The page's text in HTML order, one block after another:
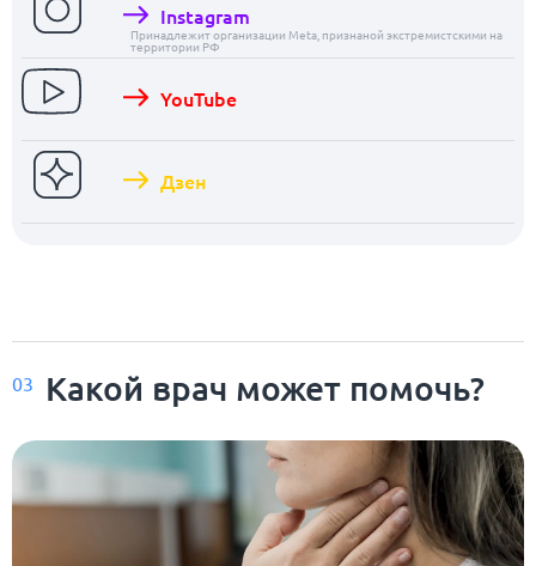
Instagram
Принадлежит организации Meta, признаной экстремистскими на
территории РФ
YouTube
Дзен
03 Какой врач может помочь?